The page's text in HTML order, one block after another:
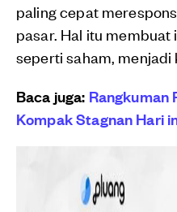
paling cepat
pasar. Hal itu
seperti saham,
Baca juga: Rangkuman
Kompak Stagnan Hari